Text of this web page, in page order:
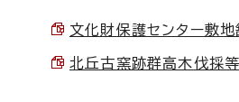
文化財保護センター敷
北丘古窯跡群高木伐採